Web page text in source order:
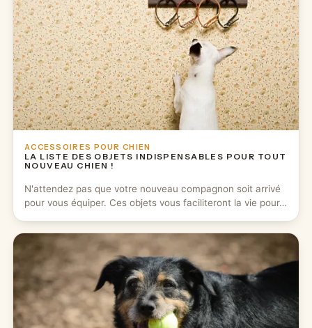
ACCESSOIRES POUR CHIEN
LA LISTE DES OBJETS INDISPENSABLES POUR TOUT
NOUVEAU CHIEN !
N'attendez pas que votre nouveau compagnon soit arrivé
pour vous équiper. Ces objets vous faciliteront la vie pour…